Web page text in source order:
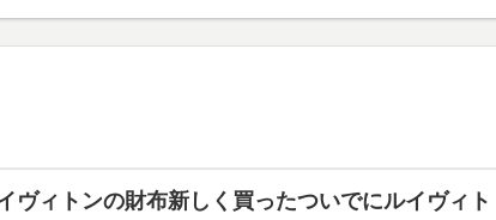
ヴィトンの財布新しく買ったついでにルイヴィト